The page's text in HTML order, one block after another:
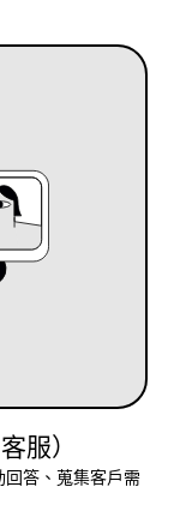
服）
答、蒐集客戶需